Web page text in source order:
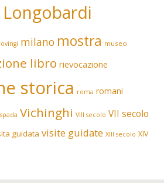
Longobardi
milano mostra museo
libro rievocazione
storica roma romani
spada Vichinghi VIII secolo VII secolo
guidata visite guidate XIII secolo XIV